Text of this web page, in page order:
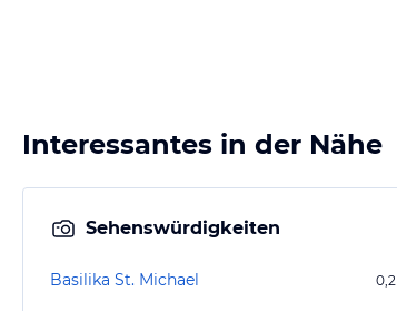
Interessantes in der Nähe
Sehenswürdigkeiten
Basilika St. Michael 0,2